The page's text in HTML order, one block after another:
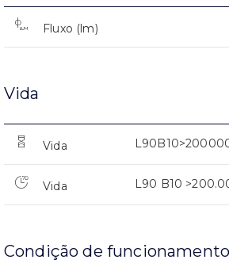
Fluxo (lm)
Vida
Vida
Vida L90 B10
Condição de funcionamento